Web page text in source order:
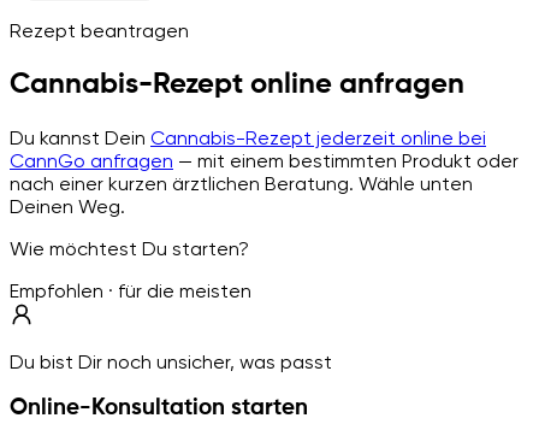
Rezept beantragen
Cannabis-Rezept online anfragen
Du kannst Dein Cannabis-Rezept jederzeit online bei
CannGo anfragen — mit einem bestimmten Produkt oder
nach einer kurzen ärztlichen Beratung. Wähle unten
Deinen Weg.
Wie möchtest Du starten?
Empfohlen · für die meisten
Du bist Dir noch unsicher, was passt
Online-Konsultation starten